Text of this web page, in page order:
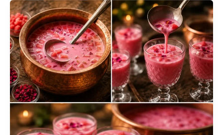
Crème
Vanille
&
Pistaches